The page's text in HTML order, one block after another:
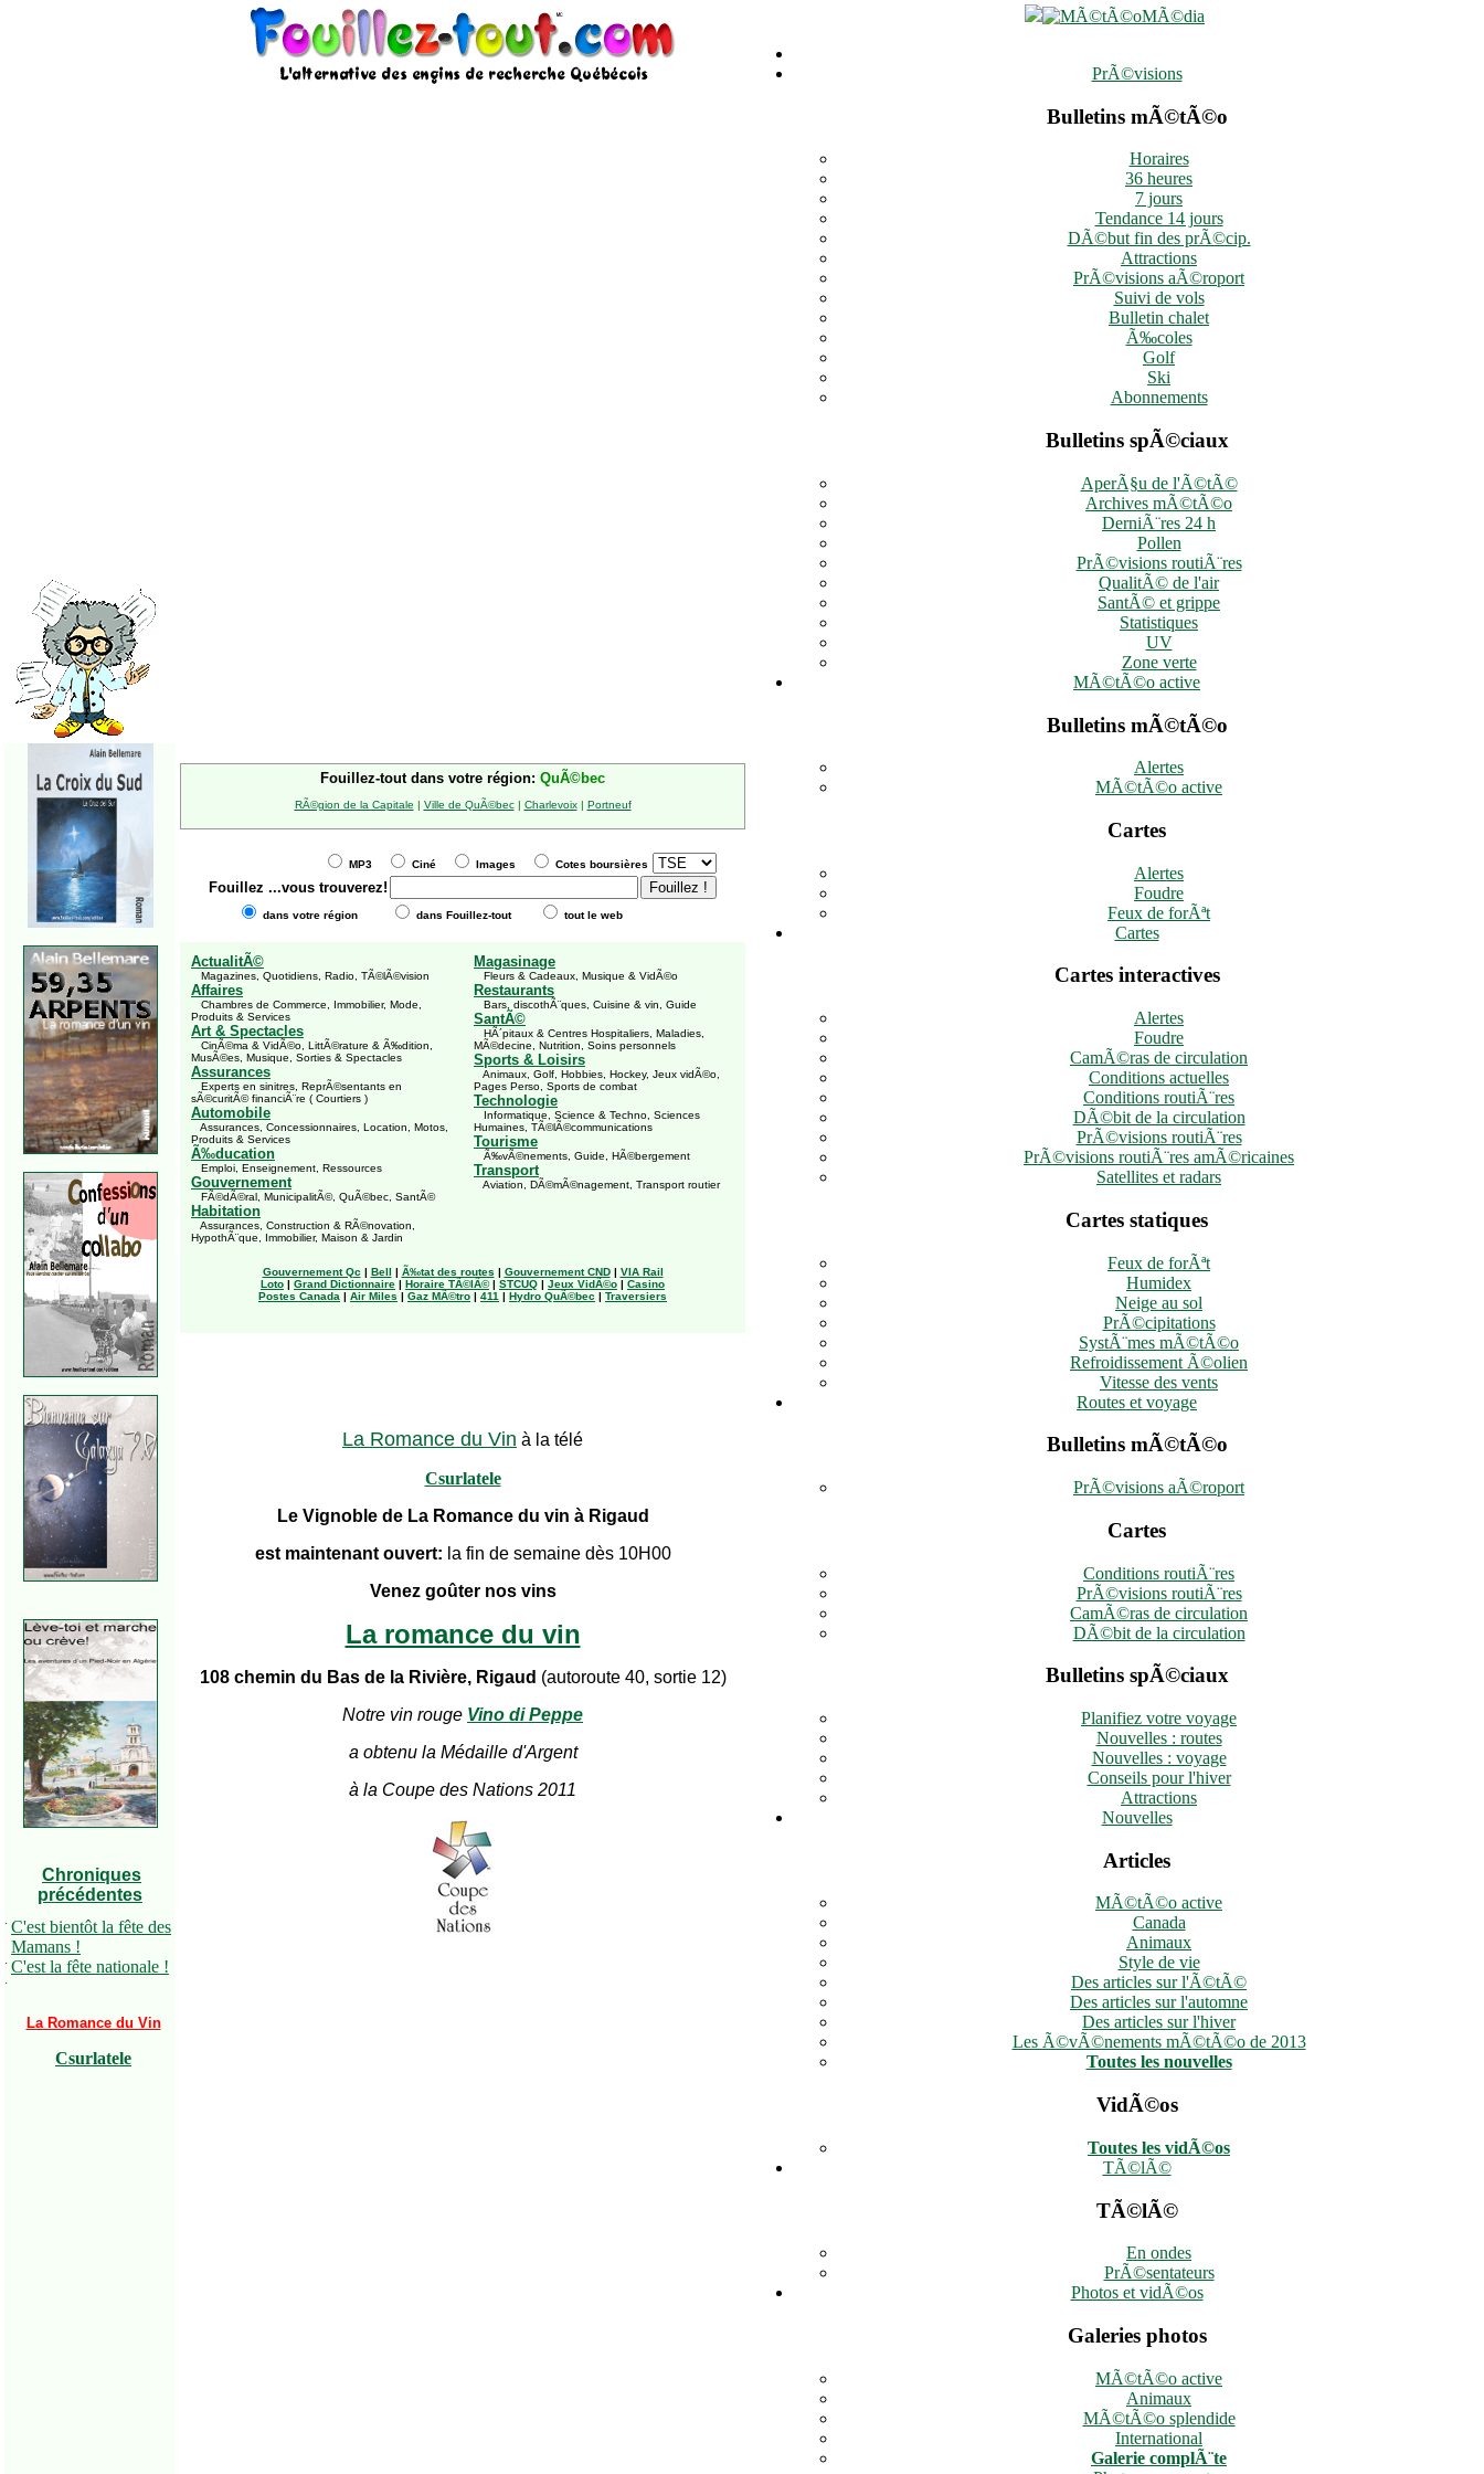
PrÃ©visions
Bulletins mÃ©tÃ©o
Horaires
36 heures
7 jours
Tendance 14 jours
DÃ©but fin des prÃ©cip.
Attractions
PrÃ©visions aÃ©roport
Suivi de vols
Bulletin chalet
Ã‰coles
Golf
Ski
Abonnements
Bulletins spÃ©ciaux
AperÃ§u de l'Ã©tÃ©
Archives mÃ©tÃ©o
DerniÃ¨res 24 h
Pollen
PrÃ©visions routiÃ¨res
QualitÃ© de l'air
SantÃ© et grippe
Statistiques
UV
Zone verte
MÃ©tÃ©o active
Bulletins mÃ©tÃ©o
Alertes
MÃ©tÃ©o active
Cartes
Alertes
Foudre
Feux de forÃªt
Cartes
Cartes interactives
Alertes
Foudre
CamÃ©ras de circulation
Conditions actuelles
Conditions routiÃ¨res
DÃ©bit de la circulation
PrÃ©visions routiÃ¨res
PrÃ©visions routiÃ¨res amÃ©ricaines
Satellites et radars
Cartes statiques
Feux de forÃªt
Humidex
Neige au sol
PrÃ©cipitations
SystÃ¨mes mÃ©tÃ©o
Refroidissement Ã©olien
Vitesse des vents
Routes et voyage
Bulletins mÃ©tÃ©o
PrÃ©visions aÃ©roport
Cartes
Conditions routiÃ¨res
PrÃ©visions routiÃ¨res
CamÃ©ras de circulation
DÃ©bit de la circulation
Bulletins spÃ©ciaux
Planifiez votre voyage
Nouvelles : routes
Nouvelles : voyage
Conseils pour l'hiver
Attractions
Nouvelles
Articles
MÃ©tÃ©o active
Canada
Animaux
Style de vie
Des articles sur l'Ã©tÃ©
Des articles sur l'automne
Des articles sur l'hiver
Les Ã©vÃ©nements mÃ©tÃ©o de 2013
Toutes les nouvelles
VidÃ©os
Toutes les vidÃ©os
TÃ©lÃ©
TÃ©lÃ©
En ondes
PrÃ©sentateurs
Photos et vidÃ©os
Galeries photos
MÃ©tÃ©o active
Animaux
MÃ©tÃ©o splendide
International
Galerie complÃ¨te
Chroniques
précédentes
· C'est bientôt la fête des
Mamans !
· C'est la fête nationale !
·
La Romance du Vin
Csurlatele
Fouillez-tout dans votre région: QuÃ©bec
RÃ©gion de la Capitale | Ville de QuÃ©bec| Charlevoix| Portneuf
MP3 Ciné Images Cotes boursières
Fouillez ...vous trouverez!
dans votre région dans Fouillez-tout tout le web
ActualitÃ©
Magazines, Quotidiens, Radio, TÃ©lÃ©vision
Affaires
Chambres de Commerce, Immobilier, Mode,
Produits & Services
Art & Spectacles
CinÃ©ma & VidÃ©o, LittÃ©rature & Ã‰dition,
MusÃ©es, Musique, Sorties & Spectacles
Assurances
Experts en sinitres, ReprÃ©sentants en
sÃ©curitÃ© financiÃ¨re ( Courtiers )
Automobile
Assurances, Concessionnaires, Location, Motos,
Produits & Services
Ã‰ducation
Emploi, Enseignement, Ressources
Gouvernement
FÃ©dÃ©ral, MunicipalitÃ©, QuÃ©bec, SantÃ©
Habitation
Assurances, Construction & RÃ©novation,
HypothÃ¨que, Immobilier, Maison & Jardin
Magasinage
Fleurs & Cadeaux, Musique & VidÃ©o
Restaurants
Bars, discothÃ¨ques, Cuisine & vin, Guide
SantÃ©
HÃ´pitaux & Centres Hospitaliers, Maladies,
MÃ©decine, Nutrition, Soins personnels
Sports & Loisirs
Animaux, Golf, Hobbies, Hockey, Jeux vidÃ©o,
Pages Perso, Sports de combat
Technologie
Informatique, Science & Techno, Sciences
Humaines, TÃ©lÃ©communications
Tourisme
Ã‰vÃ©nements, Guide, HÃ©bergement
Transport
Aviation, DÃ©mÃ©nagement, Transport routier
Gouvernement Qc | Bell | Ã‰tat des routes | Gouvernement CND| VIA Rail
Loto | Grand Dictionnaire | Horaire TÃ©lÃ©| STCUQ | Jeux VidÃ©o | Casino
Postes Canada | Air Miles | Gaz MÃ©tro | 411 | Hydro QuÃ©bec | Traversiers
La Romance du Vin à la télé
Csurlatele
Le Vignoble de La Romance du vin à Rigaud
est maintenant ouvert: la fin de semaine dès 10H00
Venez goûter nos vins
La romance du vin
108 chemin du Bas de la Rivière, Rigaud (autoroute 40, sortie 12)
Notre vin rouge Vino di Peppe
a obtenu la Médaille d'Argent
à la Coupe des Nations 2011